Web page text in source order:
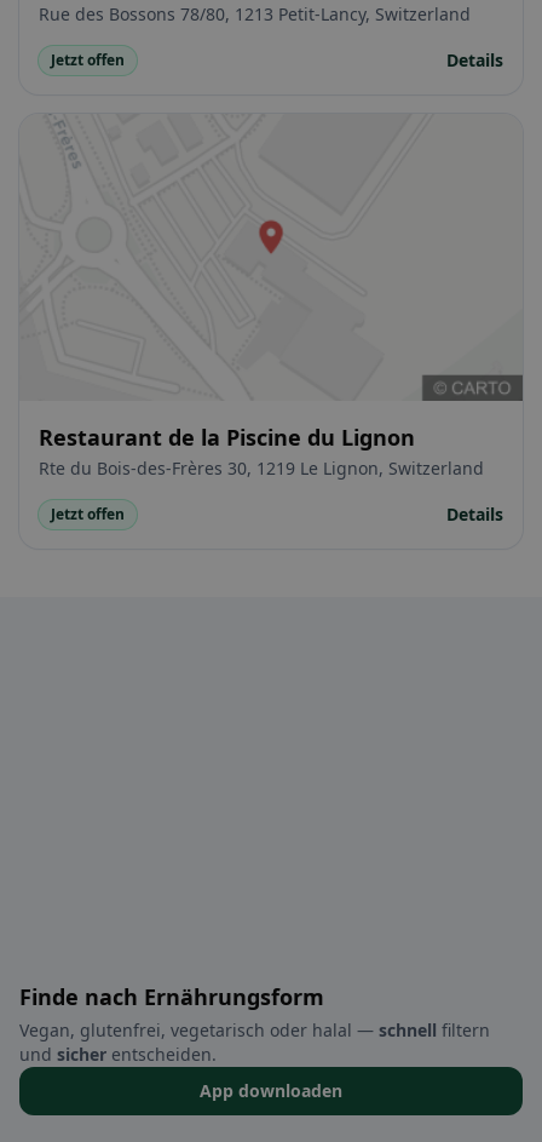
Rue des Bossons 78/80, 1213 Petit-Lancy, Switzerland
Jetzt offen Details
Restaurant de la Piscine du Lignon
Rte du Bois-des-Frères 30, 1219 Le Lignon, Switzerland
Jetzt offen Details
Finde nach Ernährungsform
Vegan, glutenfrei, vegetarisch oder halal — schnell filtern
und sicher entscheiden.
App downloaden